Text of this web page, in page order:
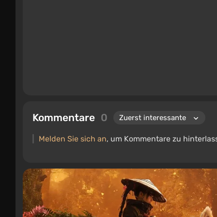
Kommentare 0
Melden Sie sich an, um Kommentare zu